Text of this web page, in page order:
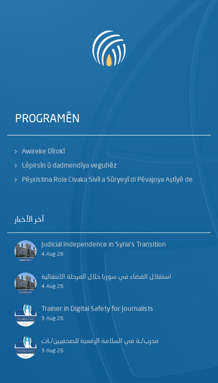
PROGRAMÊN
Awireke Dîrokî
Lêpirsîn û dadmendîya veguhêz
Pêşxistina Rola Civaka Sivîl a Sûryeyî di Pêvajoya Aştîyê de
آخر الأخبار
Judicial Independence in Syria’s Transition
4 Aug 26
استقلال القضاء في سوريا خلال المرحلة الانتقالية
4 Aug 26
Trainer in Digital Safety for Journalists
3 Aug 26
مدرب/ـة في السلامة الرقمية للصحفيين/ـات
3 Aug 26